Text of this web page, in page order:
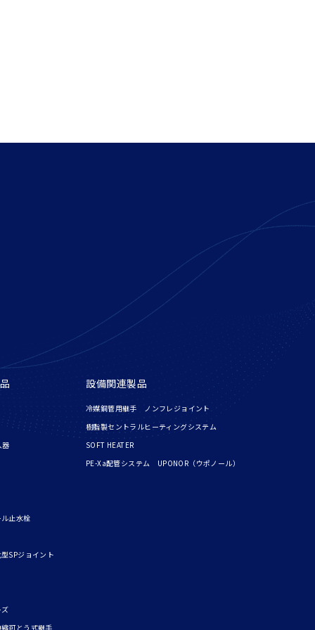
器
止水栓
SPジョイント
可とう式継手
設備関連製品
冷媒銅管用継手 ノンフレジョイント
樹脂製セントラルヒーティングシステム
SOFT HEATER
PE-Xa配管システム UPONOR（ウポノール）